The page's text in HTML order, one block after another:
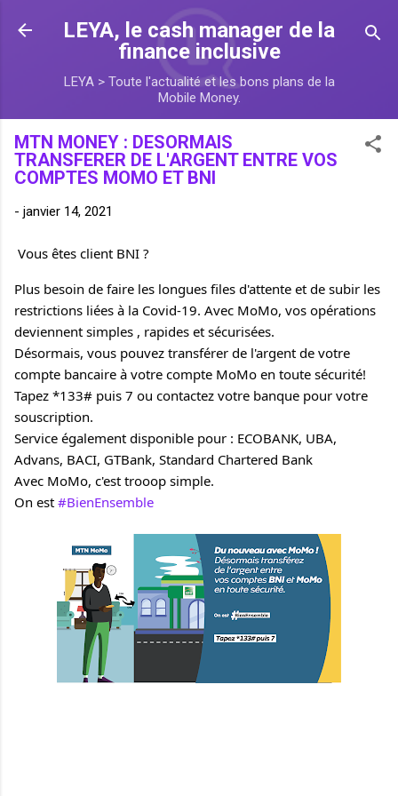
Accéder au contenu principal
LEYA, le cash manager de la
finance inclusive
LEYA > Toute l'actualité et les bons plans de la
Mobile Money.
MTN MONEY : DESORMAIS
TRANSFERER DE L'ARGENT ENTRE VOS
COMPTES MOMO ET BNI
- janvier 14, 2021
Vous êtes client BNI ?
Plus besoin de faire les longues files d'attente et de subir les
restrictions liées à la Covid-19. Avec MoMo, vos opérations
deviennent simples , rapides et sécurisées.
Désormais, vous pouvez transférer de l'argent de votre
compte bancaire à votre compte MoMo en toute sécurité!
Tapez *133# puis 7 ou contactez votre banque pour votre
souscription.
Service également disponible pour : ECOBANK, UBA,
Advans, BACI, GTBank, Standard Chartered Bank
Avec MoMo, c'est trooop simple.
On est #BienEnsemble